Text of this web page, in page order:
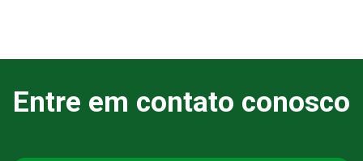
Entre em contato conosco